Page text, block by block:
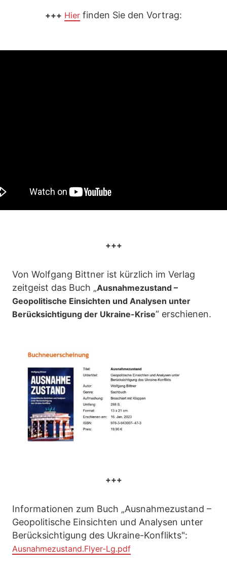
+++ Hier finden Sie den Vortrag:
+++
Von Wolfgang Bittner ist kürzlich im Verlag
zeitgeist das Buch „Ausnahmezustand –
Geopolitische Einsichten und Analysen unter
Berücksichtigung der Ukraine-Krise“ erschienen.
+++
Informationen zum Buch „Ausnahmezustand –
Geopolitische Einsichten und Analysen unter
Berücksichtigung des Ukraine-Konflikts":
Ausnahmezustand.Flyer-Lg.pdf